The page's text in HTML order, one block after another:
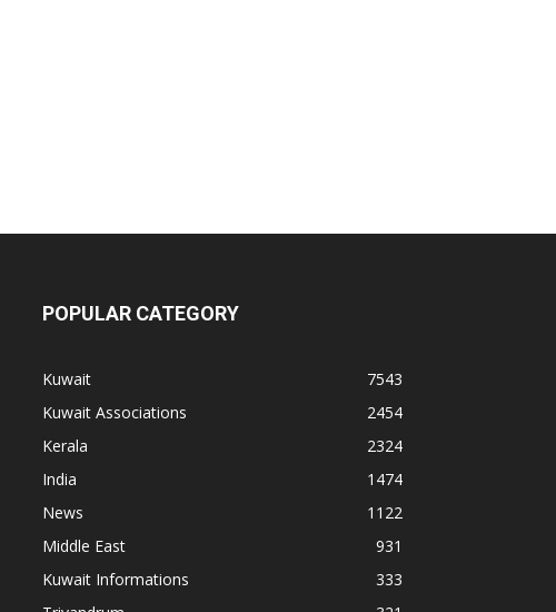
POPULAR CATEGORY
Kuwait
7543
Kuwait Associations
2454
Kerala
2324
India
1474
News
1122
Middle East
931
Kuwait Informations
333